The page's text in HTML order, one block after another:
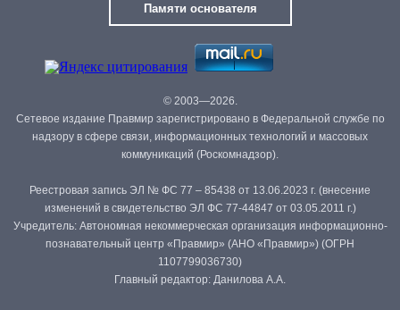
Памяти основателя
© 2003—2026.
Сетевое издание Правмир зарегистрировано в Федеральной службе по
надзору в сфере связи, информационных технологий и массовых
коммуникаций (Роскомнадзор).
Реестровая запись ЭЛ № ФС 77 – 85438 от 13.06.2023 г. (внесение
изменений в свидетельство ЭЛ ФС 77-44847 от 03.05.2011 г.)
Учредитель: Автономная некоммерческая организация информационно-
познавательный центр «Правмир» (АНО «Правмир») (ОГРН
1107799036730)
Главный редактор: Данилова А.А.